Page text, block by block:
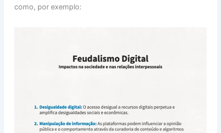
como, por exemplo: